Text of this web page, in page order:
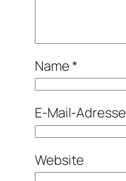
Name*
E-Mail-Adresse
Website